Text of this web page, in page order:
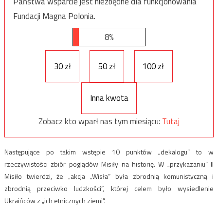
Fundacji Magna Polonia.
8%
30 zł 50 zł 100 zł
Inna kwota
Zobacz kto wparł nas tym miesiącu: Tutaj
Następujące po takim wstępie 10 punktów „dekalogu” to w
rzeczywistości zbiór poglądów Misiły na historię. W „przykazaniu” II
Misiło twierdzi, że „akcja „Wisła” była zbrodnią komunistyczną i
zbrodnią przeciwko ludzkości”, której celem było wysiedlenie
Ukraińców z „ich etnicznych ziemi”.